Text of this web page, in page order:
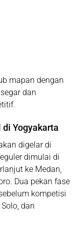
mapan dengan
dan
.
di Yogyakarta
digelar di
dimulai di
ke Medan,
Dua pekan fase
kompetisi
dan